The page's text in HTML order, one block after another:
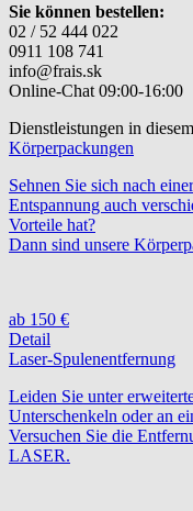
Sie können bestellen:
02 / 52 444 022
0911 108 741
info@frais.sk
Online-Chat 09:00-16:00
Dienstleistungen in
Körperpackungen
Sehnen Sie sich nach
Entspannung auch
Vorteile hat?
Dann sind unsere
ab 150 €
Detail
Laser-Spulenentfernung
Leiden Sie unter
Unterschenkeln oder an
Versuchen Sie die
LASER.